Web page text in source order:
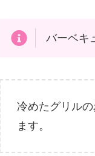
バーベキ
冷めたグリル
ます。